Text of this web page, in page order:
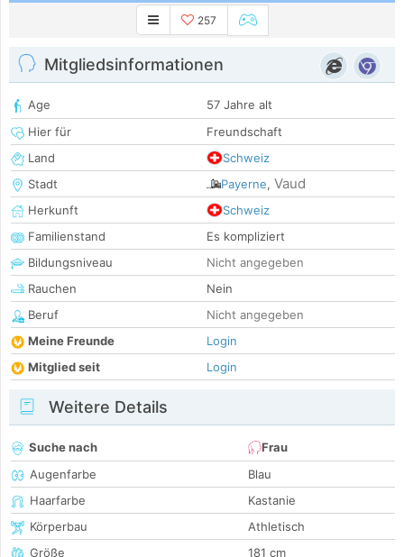
257
Mitgliedsinformationen
Age
57 Jahre alt
Hier für
Freundschaft
Land
Schweiz
Stadt
Payerne, Vaud
Herkunft
Schweiz
Familienstand
Es kompliziert
Bildungsniveau
Nicht angegeben
Rauchen
Nein
Beruf
Nicht angegeben
Meine Freunde
Login
Mitglied seit
Login
Weitere Details
Suche nach
Frau
Augenfarbe
Blau
Haarfarbe
Kastanie
Körperbau
Athletisch
Größe
181 cm